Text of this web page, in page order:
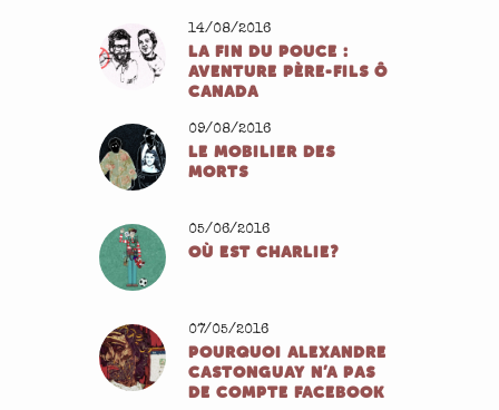
14/08/2016
LA FIN DU POUCE :
AVENTURE PÈRE-FILS Ô
CANADA
09/08/2016
LE MOBILIER DES
MORTS
05/06/2016
OÙ EST CHARLIE?
07/05/2016
POURQUOI ALEXANDRE
CASTONGUAY N’A PAS
DE COMPTE FACEBOOK